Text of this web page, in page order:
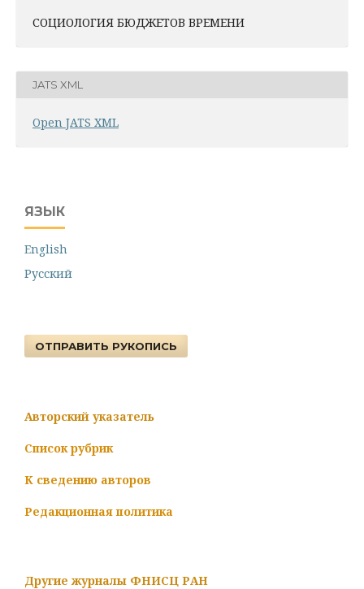
СОЦИОЛОГИЯ БЮДЖЕТОВ ВРЕМЕНИ
JATS XML
Open JATS XML
ЯЗЫК
English
Русский
ОТПРАВИТЬ РУКОПИСЬ
Авторский указатель
Список рубрик
К сведению авторов
Редакционная политика
Другие журналы ФНИСЦ РАН